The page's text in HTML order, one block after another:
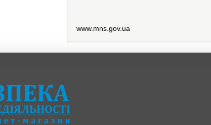
www.mns.gov.ua